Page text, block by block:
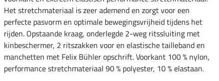
Het stretchmateriaal is zeer ademend en zorgt voor een
perfecte pasvorm en optimale bewegingsvrijheid tijdens het
rijden. Opstaande kraag, onderlegde 2-weg ritssluiting met
kinbeschermer, 2 ritszakken voor en elastische tailleband en
manchetten met Felix Bühler opschrift. Voorkant 100 % nylon,
performance stretchmateriaal 90 % polyester, 10 % elastaan.